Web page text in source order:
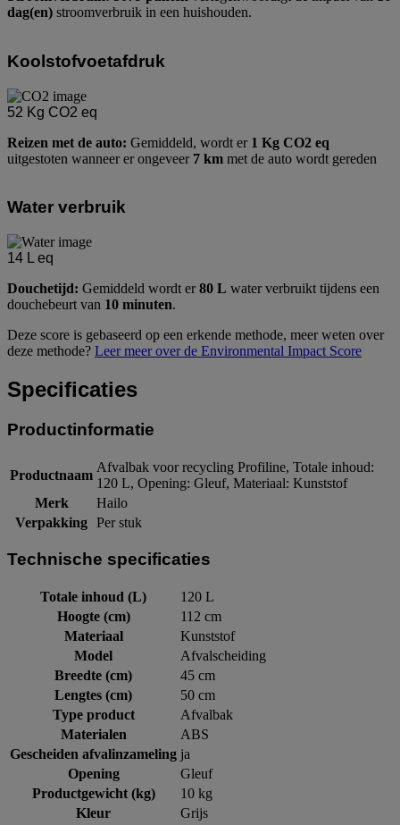
dag(en) stroomverbruik in een huishouden.
Koolstofvoetafdruk
52 Kg CO2 eq
Reizen met de auto: Gemiddeld, wordt er 1 Kg CO2 eq
uitgestoten wanneer er ongeveer 7 km met de auto wordt gereden
Water verbruik
14 L eq
Douchetijd: Gemiddeld wordt er80 L water verbruikt tijdens een
douchebeurt van 10 minuten.
Deze score is gebaseerd op een erkende methode, meer weten over
deze methode? Leer meer over de Environmental Impact Score
Specificaties
Productinformatie
Productnaam
Afvalbak voor recycling Profiline, Totale inhoud:
120 L, Opening: Gleuf, Materiaal: Kunststof
Merk
Hailo
Verpakking Per stuk
Technische specificaties
Totale inhoud (L)
120 L
Hoogte (cm)
112 cm
Materiaal
Kunststof
Model
Afvalscheiding
Breedte (cm)
45 cm
Lengtes (cm)
50 cm
Type product
Afvalbak
Materialen
ABS
Gescheiden afvalinzameling ja
Opening
Gleuf
Productgewicht (kg)
10 kg
Kleur
Grijs